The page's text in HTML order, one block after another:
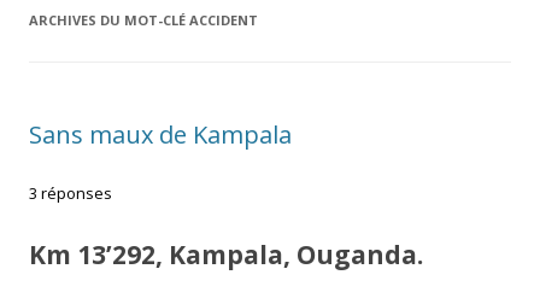
ARCHIVES DU MOT-CLÉ ACCIDENT
Sans maux de Kampala
3 réponses
Km 13’292, Kampala, Ouganda.